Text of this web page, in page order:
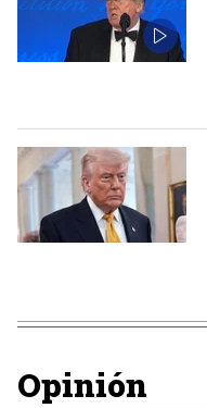
Opinión